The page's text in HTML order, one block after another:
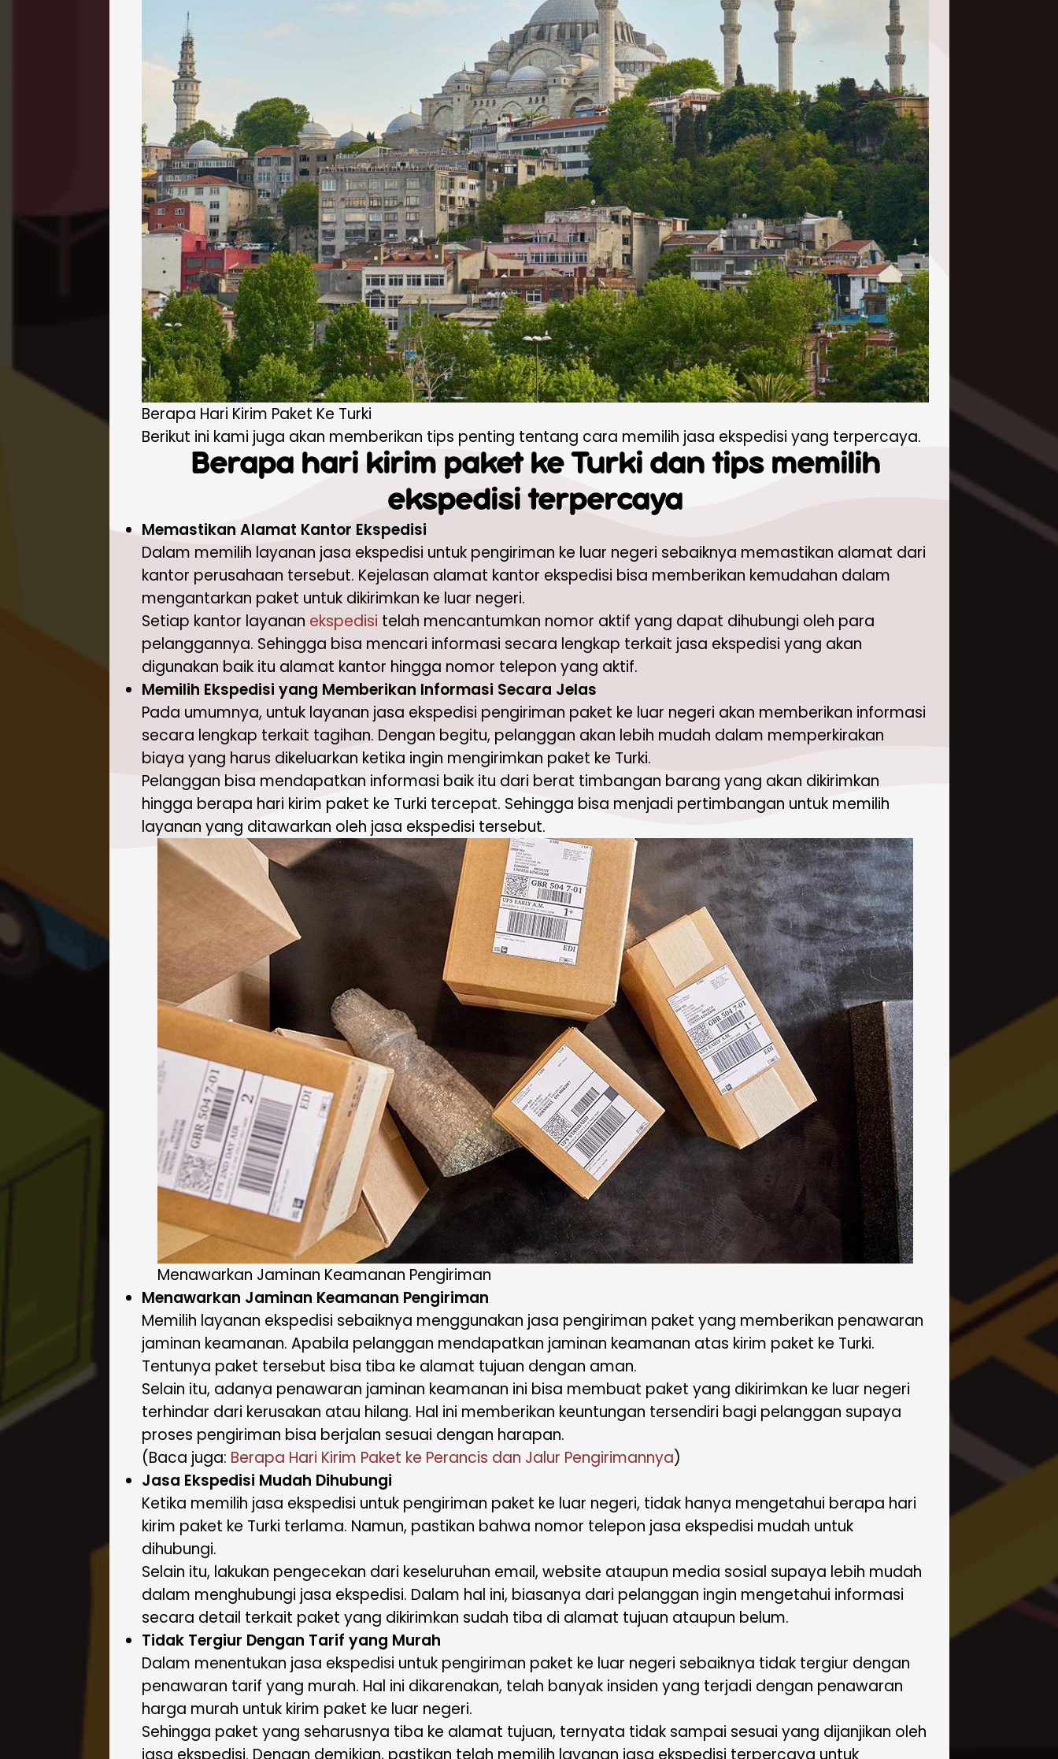
Berapa Hari Kirim Paket Ke Turki
Berikut ini kami juga akan memberikan tips penting tentang cara memilih jasa ekspedisi yang terpercaya.
Berapa hari kirim paket ke Turki dan tips memilih
ekspedisi terpercaya
Memastikan Alamat Kantor Ekspedisi
Dalam memilih layanan jasa ekspedisi untuk pengiriman ke luar negeri sebaiknya memastikan alamat dari
kantor perusahaan tersebut. Kejelasan alamat kantor ekspedisi bisa memberikan kemudahan dalam
mengantarkan paket untuk dikirimkan ke luar negeri.
Setiap kantor layanan ekspedisi telah mencantumkan nomor aktif yang dapat dihubungi oleh para
pelanggannya. Sehingga bisa mencari informasi secara lengkap terkait jasa ekspedisi yang akan
digunakan baik itu alamat kantor hingga nomor telepon yang aktif.
Memilih Ekspedisi yang Memberikan Informasi Secara Jelas
Pada umumnya, untuk layanan jasa ekspedisi pengiriman paket ke luar negeri akan memberikan informasi
secara lengkap terkait tagihan. Dengan begitu, pelanggan akan lebih mudah dalam memperkirakan
biaya yang harus dikeluarkan ketika ingin mengirimkan paket ke Turki.
Pelanggan bisa mendapatkan informasi baik itu dari berat timbangan barang yang akan dikirimkan
hingga berapa hari kirim paket ke Turki tercepat. Sehingga bisa menjadi pertimbangan untuk memilih
layanan yang ditawarkan oleh jasa ekspedisi tersebut.
Menawarkan Jaminan Keamanan Pengiriman
Menawarkan Jaminan Keamanan Pengiriman
Memilih layanan ekspedisi sebaiknya menggunakan jasa pengiriman paket yang memberikan penawaran
jaminan keamanan. Apabila pelanggan mendapatkan jaminan keamanan atas kirim paket ke Turki.
Tentunya paket tersebut bisa tiba ke alamat tujuan dengan aman.
Selain itu, adanya penawaran jaminan keamanan ini bisa membuat paket yang dikirimkan ke luar negeri
terhindar dari kerusakan atau hilang. Hal ini memberikan keuntungan tersendiri bagi pelanggan supaya
proses pengiriman bisa berjalan sesuai dengan harapan.
(Baca juga: Berapa Hari Kirim Paket ke Perancis dan Jalur Pengirimannya)
Jasa Ekspedisi Mudah Dihubungi
Ketika memilih jasa ekspedisi untuk pengiriman paket ke luar negeri, tidak hanya mengetahui berapa hari
kirim paket ke Turki terlama. Namun, pastikan bahwa nomor telepon jasa ekspedisi mudah untuk
dihubungi.
Selain itu, lakukan pengecekan dari keseluruhan email, website ataupun media sosial supaya lebih mudah
dalam menghubungi jasa ekspedisi. Dalam hal ini, biasanya dari pelanggan ingin mengetahui informasi
secara detail terkait paket yang dikirimkan sudah tiba di alamat tujuan ataupun belum.
Tidak Tergiur Dengan Tarif yang Murah
Dalam menentukan jasa ekspedisi untuk pengiriman paket ke luar negeri sebaiknya tidak tergiur dengan
penawaran tarif yang murah. Hal ini dikarenakan, telah banyak insiden yang terjadi dengan penawaran
harga murah untuk kirim paket ke luar negeri.
Sehingga paket yang seharusnya tiba ke alamat tujuan, ternyata tidak sampai sesuai yang dijanjikan oleh
jasa ekspedisi. Dengan demikian, pastikan telah memilih layanan jasa ekspedisi terpercaya untuk